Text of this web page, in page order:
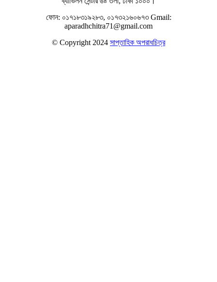
ফোন: ০১৭১৮৩১৯২৮৩, ০১৭৩২১৬০৬৭৩Gmail:
aparadhchitra71@gmail.com
© Copyright 2024 সাপ্তাহিক অপরাধচিত্র